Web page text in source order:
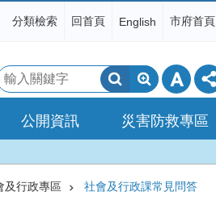
分類檢索 回首頁 English 市府首頁
搜
尋
公開資訊 災害防救專區
及行政專區 社會及行政課常見問答